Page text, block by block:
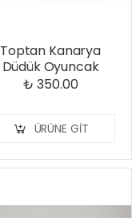
Toptan Kanarya
Düdük Oyuncak
₺ 350.00
ÜRÜNE GIT